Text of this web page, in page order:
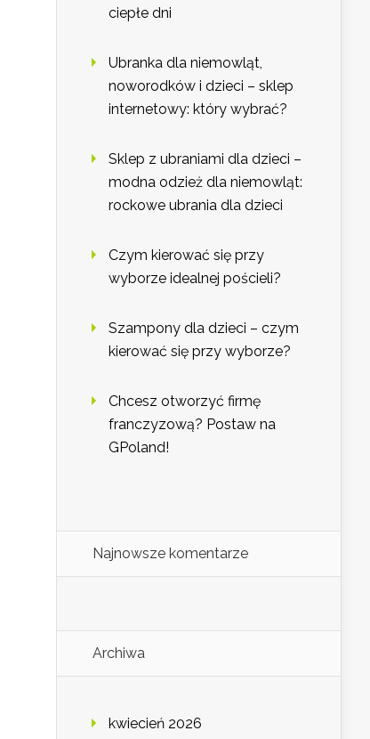
ciepłe dni
Ubranka dla niemowląt,
noworodków i dzieci – sklep
internetowy: który wybrać?
Sklep z ubraniami dla dzieci –
modna odzież dla niemowląt:
rockowe ubrania dla dzieci
Czym kierować się przy
wyborze idealnej pościeli?
Szampony dla dzieci – czym
kierować się przy wyborze?
Chcesz otworzyć firmę
franczyzową? Postaw na
GPoland!
Najnowsze komentarze
Archiwa
kwiecień 2026